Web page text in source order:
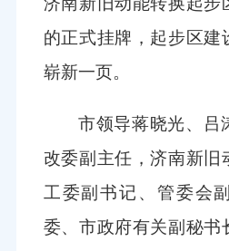
的正式挂牌，起步区建
崭新一页。
市领导蒋晓光、吕
改委副主任，济南新旧
工委副书记、管委会
委、市政府有关副秘书